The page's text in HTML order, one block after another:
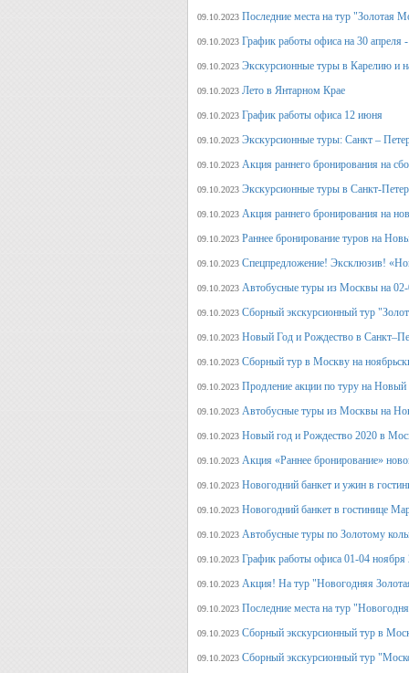
09.10.2023 Последние места на тур "Золотая
09.10.2023 График работы офиса на 30 апреля
09.10.2023 Экскурсионные туры в Карелию и
09.10.2023 Лето в Янтарном Крае
09.10.2023 График работы офиса 12 июня
09.10.2023 Экскурсионные туры: Санкт –
09.10.2023 Акция раннего бронирования на
09.10.2023 Экскурсионные туры в Санкт-
09.10.2023 Акция раннего бронирования на
09.10.2023 Раннее бронирование туров на
09.10.2023 Спецпредложение! Эксклюзив!
09.10.2023 Автобусные туры из Москвы на
09.10.2023 Сборный экскурсионный тур
09.10.2023 Новый Год и Рождество в
09.10.2023 Сборный тур в Москву на
09.10.2023 Продление акции по туру на
09.10.2023 Автобусные туры из Москвы на
09.10.2023 Новый год и Рождество 2020 в
09.10.2023 Акция «Раннее бронирование»
09.10.2023 Новогодний банкет и ужин в
09.10.2023 Новогодний банкет в гостинице
09.10.2023 Автобусные туры по Золотому
09.10.2023 График работы офиса 01-04 ноября
09.10.2023 Акция! На тур "Новогодняя
09.10.2023 Последние места на тур
09.10.2023 Сборный экскурсионный тур в
09.10.2023 Сборный экскурсионный тур